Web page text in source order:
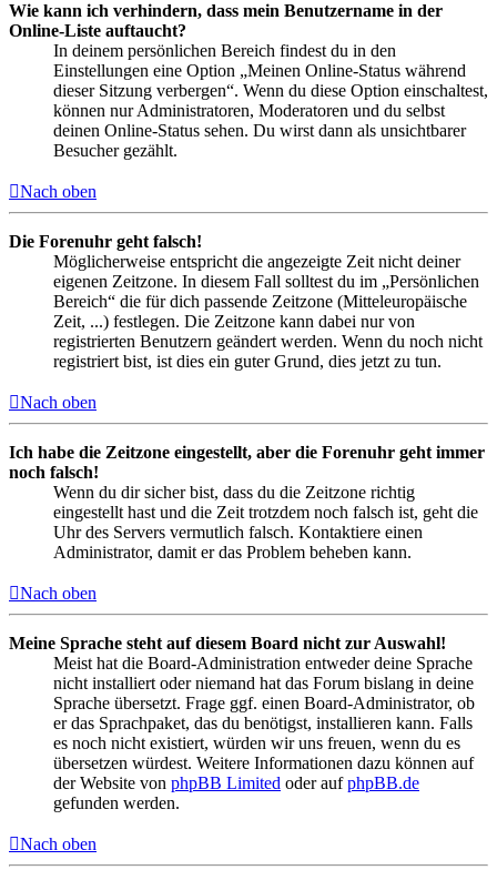
Wie kann ich verhindern, dass mein Benutzername in der
Online-Liste auftaucht?
In deinem persönlichen Bereich findest du in den
Einstellungen eine Option „Meinen Online-Status während
dieser Sitzung verbergen“. Wenn du diese Option einschaltest,
können nur Administratoren, Moderatoren und du selbst
deinen Online-Status sehen. Du wirst dann als unsichtbarer
Besucher gezählt.
Nach oben
Die Forenuhr geht falsch!
Möglicherweise entspricht die angezeigte Zeit nicht deiner
eigenen Zeitzone. In diesem Fall solltest du im „Persönlichen
Bereich“ die für dich passende Zeitzone (Mitteleuropäische
Zeit, ...) festlegen. Die Zeitzone kann dabei nur von
registrierten Benutzern geändert werden. Wenn du noch nicht
registriert bist, ist dies ein guter Grund, dies jetzt zu tun.
Nach oben
Ich habe die Zeitzone eingestellt, aber die Forenuhr geht immer
noch falsch!
Wenn du dir sicher bist, dass du die Zeitzone richtig
eingestellt hast und die Zeit trotzdem noch falsch ist, geht die
Uhr des Servers vermutlich falsch. Kontaktiere einen
Administrator, damit er das Problem beheben kann.
Nach oben
Meine Sprache steht auf diesem Board nicht zur Auswahl!
Meist hat die Board-Administration entweder deine Sprache
nicht installiert oder niemand hat das Forum bislang in deine
Sprache übersetzt. Frage ggf. einen Board-Administrator, ob
er das Sprachpaket, das du benötigst, installieren kann. Falls
es noch nicht existiert, würden wir uns freuen, wenn du es
übersetzen würdest. Weitere Informationen dazu können auf
der Website von phpBB Limited oder aufphpBB.de
gefunden werden.
Nach oben